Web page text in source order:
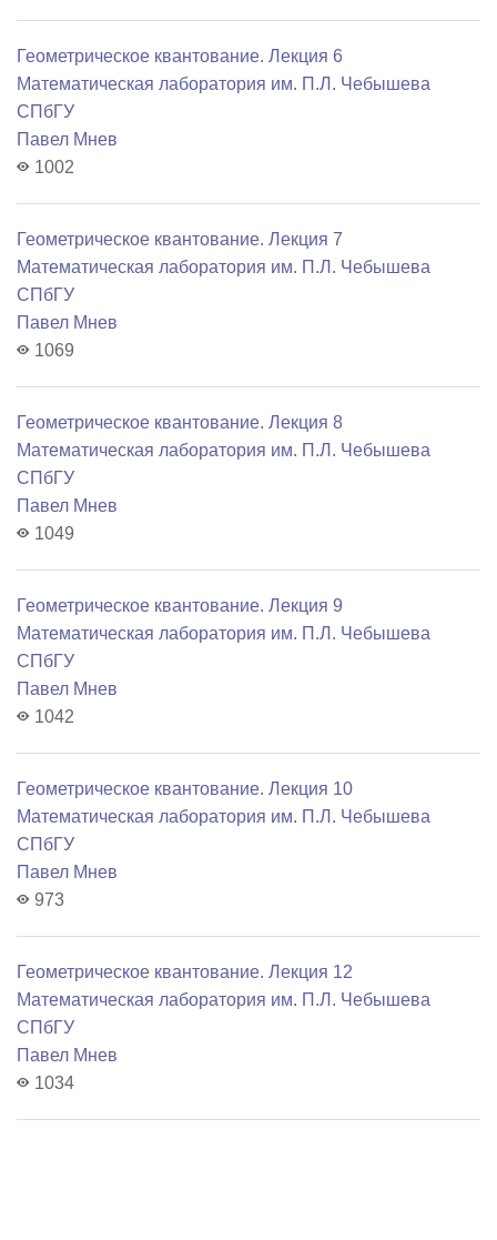
Геометрическое квантование. Лекция 6
Математичеcкая лаборатория им. П.Л. Чебышева
СПбГУ
Павел Мнев
1002
Геометрическое квантование. Лекция 7
Математичеcкая лаборатория им. П.Л. Чебышева
СПбГУ
Павел Мнев
1069
Геометрическое квантование. Лекция 8
Математичеcкая лаборатория им. П.Л. Чебышева
СПбГУ
Павел Мнев
1049
Геометрическое квантование. Лекция 9
Математичеcкая лаборатория им. П.Л. Чебышева
СПбГУ
Павел Мнев
1042
Геометрическое квантование. Лекция 10
Математичеcкая лаборатория им. П.Л. Чебышева
СПбГУ
Павел Мнев
973
Геометрическое квантование. Лекция 12
Математичеcкая лаборатория им. П.Л. Чебышева
СПбГУ
Павел Мнев
1034